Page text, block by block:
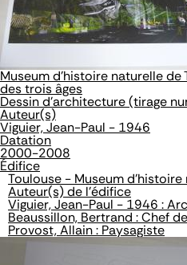
Museum d'histoire naturelle de
des trois âges
Dessin d'architecture (tirage
Auteur(s)
Viguier, Jean-Paul - 1946
Datation
2000-2008
Édifice
Toulouse - Museum d'histoire
Auteur(s) de l'édifice
Viguier, Jean-Paul - 1946 :
Beaussillon, Bertrand : Chef
Provost, Allain : Paysagiste